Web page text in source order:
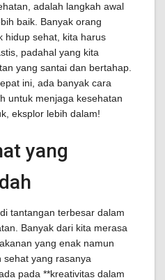
adalah langkah awal
baik. Banyak orang
hidup sehat, kita harus
padahal yang kita
yang santai dan bertahap.
ini, ada banyak cara
untuk menjaga kesehatan
eksplor lebih dalam!
yang
tantangan terbesar dalam
Banyak dari kita merasa
yang enak namun
sehat yang rasanya
pada **kreativitas dalam